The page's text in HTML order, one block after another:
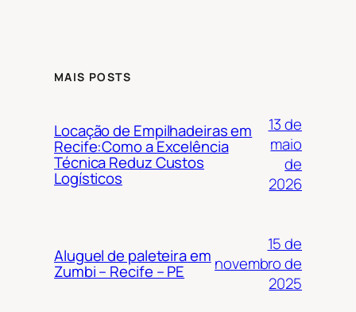
MAIS POSTS
Locação de Empilhadeiras em
Recife:Como a Excelência
Técnica Reduz Custos
Logísticos
13 de
maio
de
2026
Aluguel de paleteira em
Zumbi – Recife – PE
15 de
novembro de
2025